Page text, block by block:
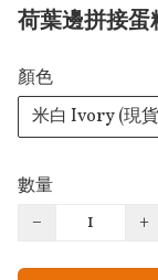
荷葉邊拼接蛋
顏色
米白 Ivory (現
數量
−
+